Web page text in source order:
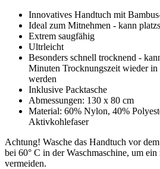
Innovatives Handtuch mit
Ideal zum Mitnehmen - kann
Extrem saugfähig
Ultrleicht
Besonders schnell trocknend -
Minuten Trocknungszeit wieder in
werden
Inklusive Packtasche
Abmessungen: 130 x 80 cm
Material: 60% Nylon, 40%
Aktivkohlefaser
Achtung! Wasche das Handtuch vor
bei 60° C in der Waschmaschine, um
vermeiden.